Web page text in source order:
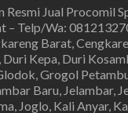
Resmi Jual Procomil
– Telp/Wa:
Barat,
Kepa, Duri
Grogol
Baru, Jelambar,
Joglo, Kali Anyar,